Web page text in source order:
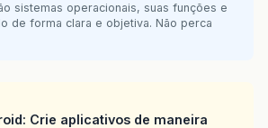
sistemas operacionais, suas funções e
de forma clara e objetiva. Não perca
Crie aplicativos de maneira